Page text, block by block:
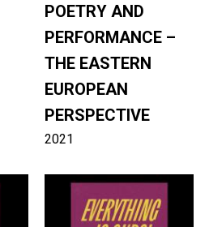
POETRY AND
PERFORMANCE –
THE EASTERN
EUROPEAN
PERSPECTIVE
2021
Image